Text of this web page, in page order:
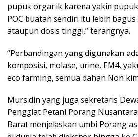
pupuk organik karena yakin
POC buatan sendiri itu lebih
ataupun dosis tinggi,” terangnya.
“Perbandingan yang digunakan
komposisi, molase, urine, EM4,
eco farming, semua bahan Non
Mursidin yang juga sekretaris
Penggiat Petani Porang
Barat menjelaskan umbi Porang